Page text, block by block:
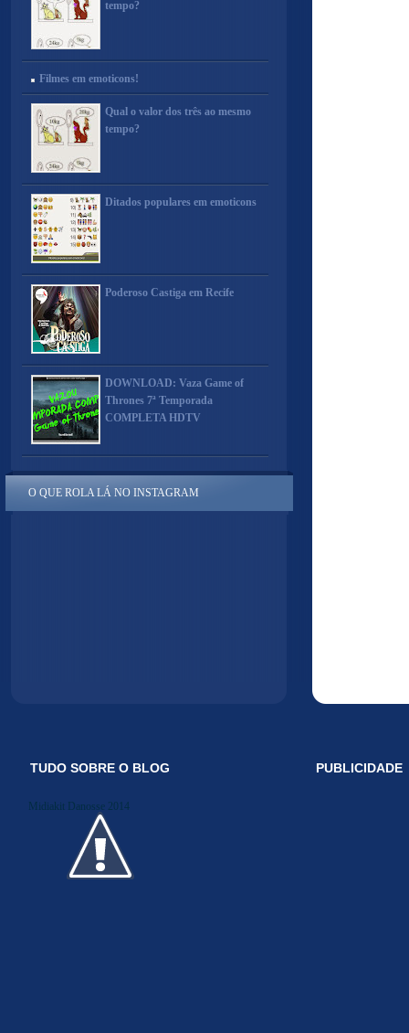
tempo?
Filmes em emoticons!
Qual o valor dos três ao mesmo
tempo?
Ditados populares em emoticons
Poderoso Castiga em Recife
DOWNLOAD: Vaza Game of
Thrones 7ª Temporada
COMPLETA HDTV
O QUE ROLA LÁ NO INSTAGRAM
TUDO SOBRE O BLOG
Midiakit Danosse 2014
PUBLICIDADE